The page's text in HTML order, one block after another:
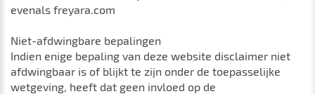
evenals freyara.com
Niet-afdwingbare bepalingen
Indien enige bepaling van deze website disclaimer niet
afdwingbaar is of blijkt te zijn onder de toepasselijke
wetgeving, heeft dat geen invloed op de